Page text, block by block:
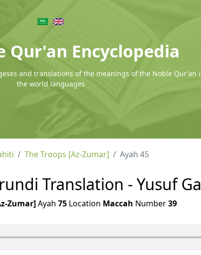
Qur'an Encyclopedia
and translations of the meanings of the Noble Qur'an
the world languages
The Troops [Az-Zumar] Ayah 45
Translation - Yusuf
Zumar]Ayah 75Location Maccah Number39